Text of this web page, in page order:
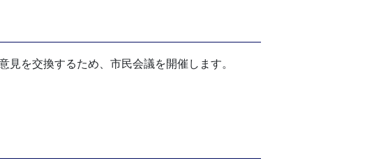
を交換するため、市民会議を開催します。